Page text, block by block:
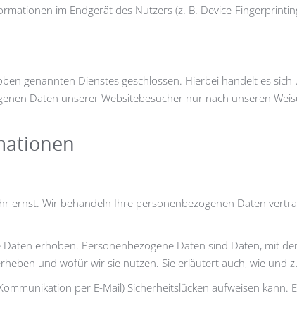
im Endgerät des Nutzers (z. B. Device-
genannten Dienstes geschlossen. Hierbei handelt es
Daten unserer Websitebesucher nur nach unseren
ernst. Wir behandeln Ihre personenbezogenen Daten
erhoben. Personenbezogene Daten sind Daten, mit
und wofür wir sie nutzen. Sie erläutert auch, wie und
per E-Mail) Sicherheitslücken aufweisen kann.